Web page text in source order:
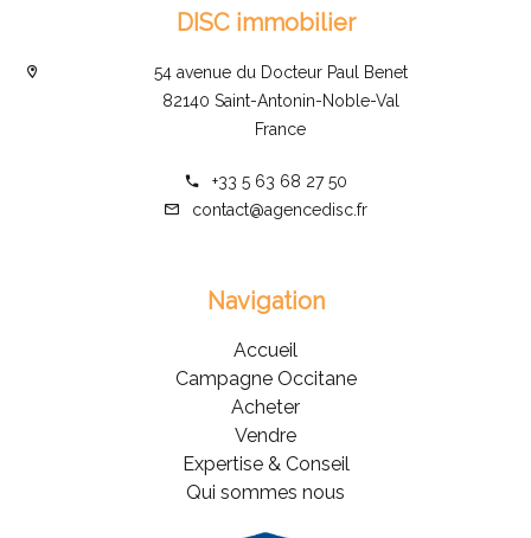
DISC immobilier
54 avenue du Docteur Paul Benet
82140 Saint-Antonin-Noble-Val
France
+33 5 63 68 27 50
contact@agencedisc.fr
Navigation
Accueil
Campagne Occitane
Acheter
Vendre
Expertise & Conseil
Qui sommes nous